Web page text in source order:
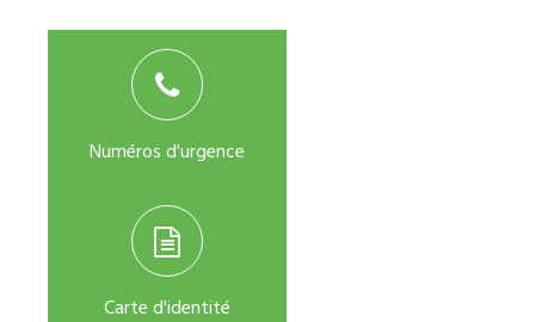
Numéros d'urgence
Carte d'identité